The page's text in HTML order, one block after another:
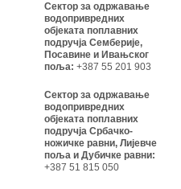
Сектор за одржавање
водопривредних
објеката поплавних
подручја Семберије,
Посавине и Ивањског
поља: +387 55 201 903
Сектор за одржавање
водопривредних
објеката поплавних
подручја Србачко-
ножичке равни, Лијевче
поља и Дубичке равни:
+387 51 815 050